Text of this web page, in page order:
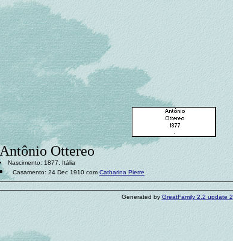
Antônio Ottereo
Nascimento: 1877, Itália
Casamento: 24 Dec 1910 com Catharina Pierre
Generated by GreatFamily 2.2 update 2